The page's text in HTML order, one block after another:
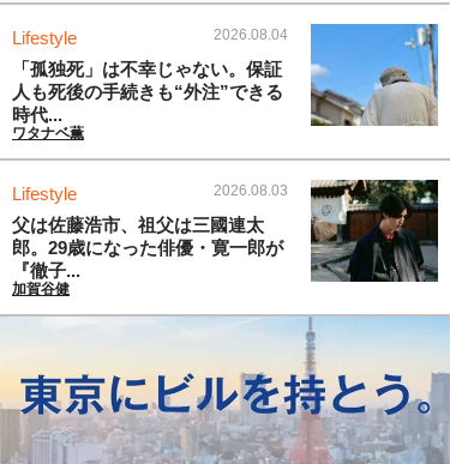
Lifestyle 2026.08.04
「孤独死」は不幸じゃない。保証
人も死後の手続きも“外注”できる
時代...
ワタナベ薫
Lifestyle 2026.08.03
父は佐藤浩市、祖父は三國連太
郎。29歳になった俳優・寛一郎が
『徹子...
加賀谷健